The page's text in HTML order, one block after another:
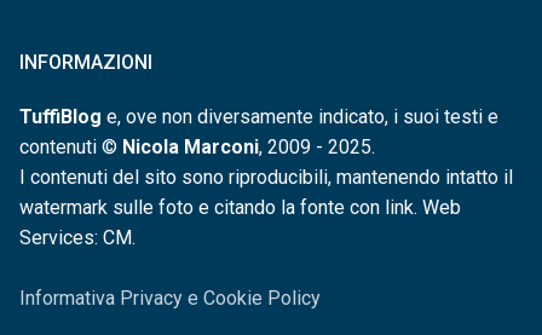
INFORMAZIONI
TuffiBlog e, ove non diversamente indicato, i suoi testi e
contenuti © Nicola Marconi, 2009 - 2025.
I contenuti del sito sono riproducibili, mantenendo intatto il
watermark sulle foto e citando la fonte con link. Web
Services: CM.
Informativa Privacy e Cookie Policy